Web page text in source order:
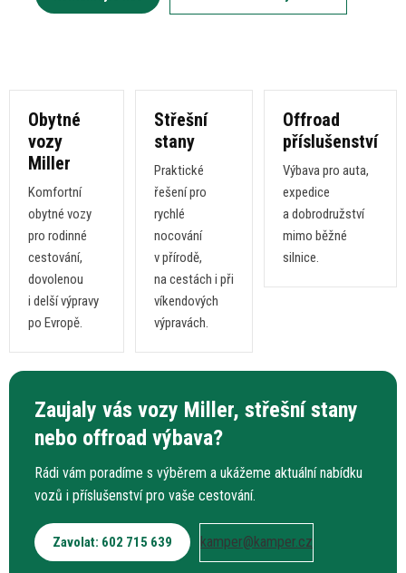
Obytné
vozy
Miller
Komfortní
obytné vozy
pro rodinné
cestování,
dovolenou
i delší výpravy
po Evropě.
Střešní
stany
Praktické
řešení pro
rychlé
nocování
vpřírodě,
nacestách i při
víkendových
výpravách.
Offroad
příslušenství
Výbava pro auta,
expedice
adobrodružství
mimo běžné
silnice.
Zaujaly vás vozy Miller, střešní stany
nebo offroad výbava?
Rádi vám poradíme s výběrem a ukážeme aktuální nabídku
vozů i příslušenství pro vaše cestování.
Zavolat: 602 715 639 kamper@kamper.cz